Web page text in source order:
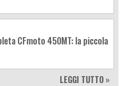
CFmoto 450MT: la piccola
LEGGI TUTTO »